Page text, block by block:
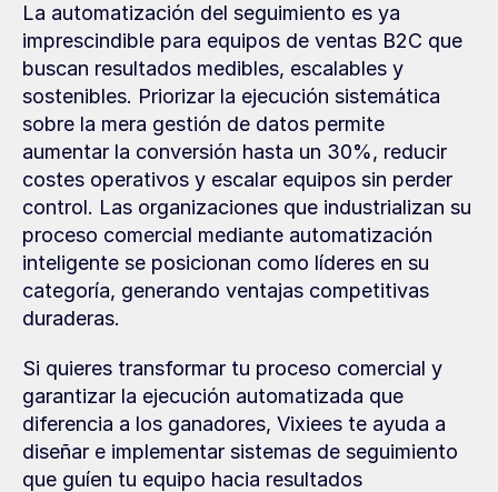
La automatización del seguimiento es ya
imprescindible para equipos de ventas B2C que
buscan resultados medibles, escalables y
sostenibles. Priorizar la ejecución sistemática
sobre la mera gestión de datos permite
aumentar la conversión hasta un 30%, reducir
costes operativos y escalar equipos sin perder
control. Las organizaciones que industrializan su
proceso comercial mediante automatización
inteligente se posicionan como líderes en su
categoría, generando ventajas competitivas
duraderas.
Si quieres transformar tu proceso comercial y
garantizar la ejecución automatizada que
diferencia a los ganadores, Vixiees te ayuda a
diseñar e implementar sistemas de seguimiento
que guíen tu equipo hacia resultados